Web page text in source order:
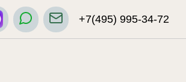
+7(495) 995-34-72